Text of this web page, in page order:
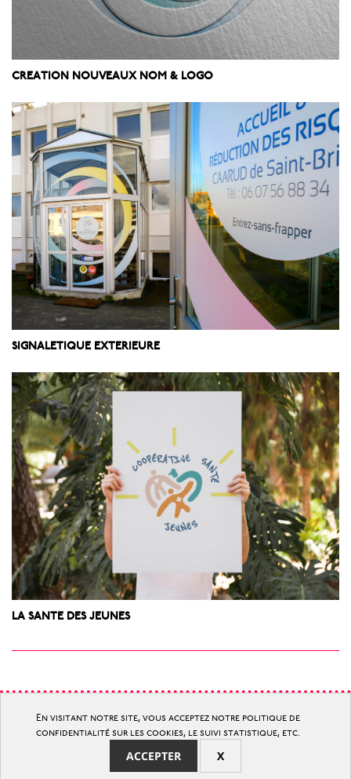
En visitant notre site, vous acceptez notre politique de
confidentialité sur les cookies, le suivi statistique, etc.
ACCEPTER X
CREATION NOUVEAUX NOM & LOGO
SIGNALETIQUE EXTERIEURE
LA SANTE DES JEUNES
© communication d’utilité publique
et d’intérêt général
2015 > 2025 = 10 ans © mathilde bardel & cie